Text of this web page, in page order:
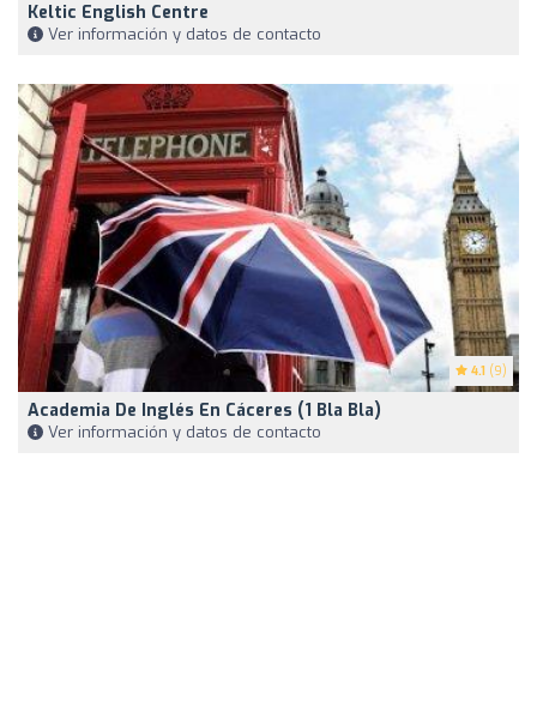
Keltic English Centre
Ver información y datos de contacto
4.1 (9)
Academia De Inglés En Cáceres (1 Bla Bla)
Ver información y datos de contacto